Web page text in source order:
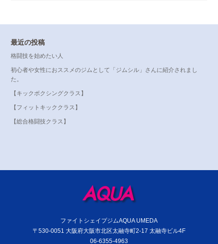
最近の投稿
格闘技を始めたい人
初心者や女性におススメのジムとして「ジムシル」さんに紹介されまし
た。
【キックボクシングクラス】
【フィットキッククラス】
【総合格闘技クラス】
ファイトシェイプジムAQUA UMEDA
〒530-0051 大阪府大阪市北区太融寺町2-17 太融寺ビル4F
06-6355-4963